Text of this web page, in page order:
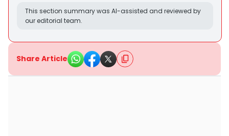
This section summary was AI-assisted and reviewed by
our editorial team.
Share Article